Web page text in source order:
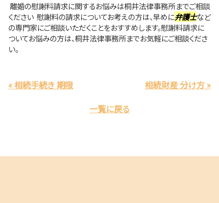
離婚の慰謝料請求に関するお悩みは桐井法律事務所までご相談
ください 慰謝料の請求についてお考えの方は、早めに弁護士など
の専門家にご相談いただくことをおすすめします。慰謝料請求に
ついてお悩みの方は、桐井法律事務所までお気軽にご相談くださ
い。
« 相続手続き 期限
相続財産 分け方 »
一覧に戻る